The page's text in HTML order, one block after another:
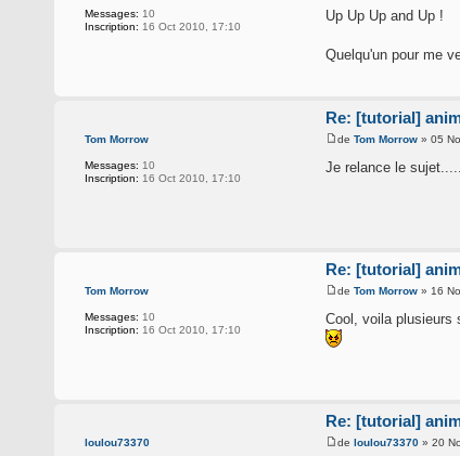
Messages: 10
Inscription: 16 Oct 2010, 17:10
Up Up Up and Up !
Quelqu'un pour me
Tom Morrow
Messages: 10
Inscription: 16 Oct 2010, 17:10
Re: [tutorial]
de Tom Morrow » 05
Je relance le
Tom Morrow
Messages: 10
Inscription: 16 Oct 2010, 17:10
Re: [tutorial]
de Tom Morrow » 16
Cool, voila plusieurs
loulou73370
Re: [tutorial]
de loulou73370 » 20